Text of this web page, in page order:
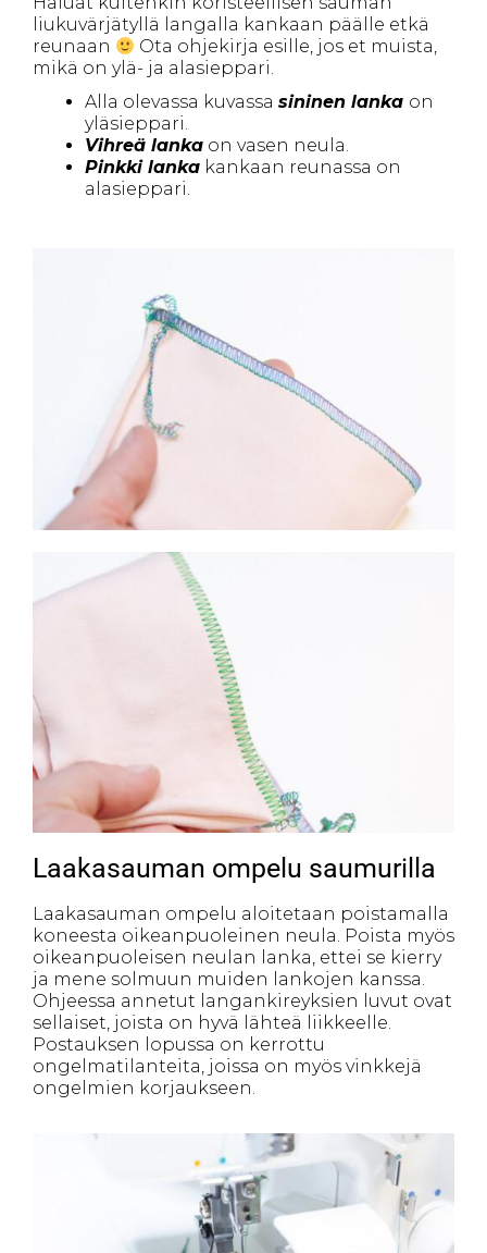
liukuvärjätyllä langalla kankaan päälle etkä
reunaan
Ota ohjekirja esille, jos et muista,
mikä on ylä- ja alasieppari.
Alla olevassa kuvassa sininen lanka on
yläsieppari.
Vihreä lanka on vasen neula.
Pinkki lanka kankaan reunassa on
alasieppari.
Laakasauman ompelu saumurilla
Laakasauman ompelu aloitetaan poistamalla
koneesta oikeanpuoleinen neula. Poista myös
oikeanpuoleisen neulan lanka, ettei se kierry
ja mene solmuun muiden lankojen kanssa.
Ohjeessa annetut langankireyksien luvut ovat
sellaiset, joista on hyvä lähteä liikkeelle.
Postauksen lopussa on kerrottu
ongelmatilanteita, joissa on myös vinkkejä
ongelmien korjaukseen.